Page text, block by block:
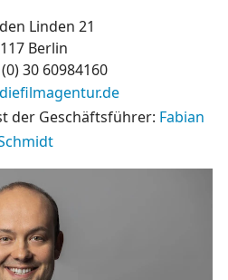
Linden 21
Berlin
30 60984160
der Geschäftsführer: Fabian